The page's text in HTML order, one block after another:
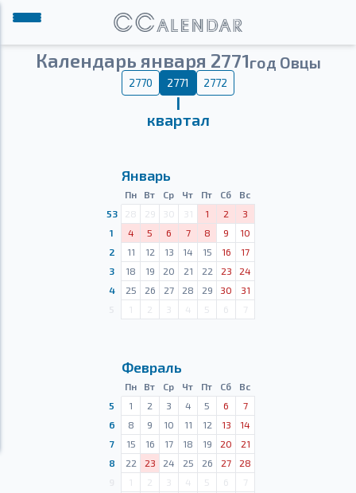
Календарь января 2771год Овцы
2770 2771 2772
Ⅰ
квартал
Январь
Пн Вт Ср Чт Пт Сб
Вс
53
28 29 30 31 1 2
3
1
4 5 6 7 8 9
10
2
11 12 13 14 15 16
17
3
18 19 20 21 22 23
24
4
25 26 27 28 29 30
31
1 2 3 4 5 6 7
Февраль
Пн Вт Ср Чт Пт Сб
Вс
5
1 2 3 4 5 6
7
6
8 9 10 11 12 13
14
7
15 16 17 18 19 20
21
8
22 23 24 25 26 27
28
1 2 3 4 5 6
7